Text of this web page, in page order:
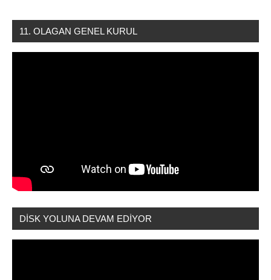
11. OLAGAN GENEL KURUL
DİSK YOLUNA DEVAM EDİYOR